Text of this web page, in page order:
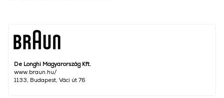
De Longhi Magyarország Kft.
www.braun.hu/
1133, Budapest, Váci út 76